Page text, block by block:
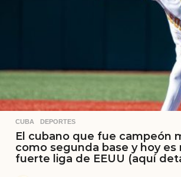
CUBA ,DEPORTES
El cubano que fue campeón
como segunda base y hoy es
fuerte liga de EEUU (aquí